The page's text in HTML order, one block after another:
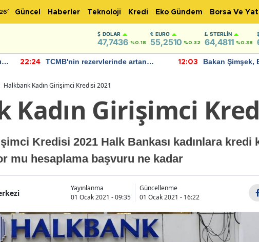
26° Güncel Haberler Teknoloji Kredi Eko Gündem Borsa Ve
DOLAR
47,7436 %0.18
EURO
55,2510 %0.32
STERLIN
64,4811 %0.38
22:24
TCMB'nin rezervlerinde artan
12:03
Bakan Şimşek,
Halkbank Kadın Girişimci Kredisi 2021
Kadın Girişimci
Kredisi 2021 Halk Bankası kadınlara kredi
mu hesaplama başvuru ne kadar
Yayınlanma
01 Ocak 2021 - 09:35
Güncellenme
01 Ocak 2021 - 16:22